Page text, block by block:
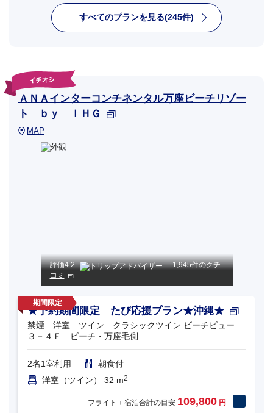
すべてのプランを見る(245件)
ＡＮＡインターコンチネンタル万座ビーチリゾー
ト ｂｙ ＩＨＧ
MAP
評価4.2
1,945件のクチ
コミ
★予約期間限定 たび応援プラン★沖縄★
禁煙 洋室 ツイン クラシックツイン ビーチビュー
３－４Ｆ ビーチ・万座毛側
2名1室利用
朝食付
洋室（ツイン） 32 m2
フライト＋宿泊合計の目安 109,800 円